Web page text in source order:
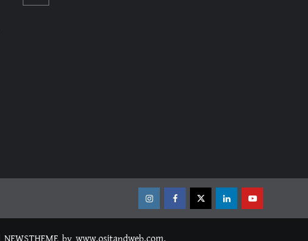
InstagramFacebookTwitterLinkedinYoutube